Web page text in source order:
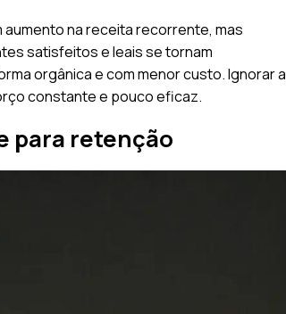
aumento na receita recorrente, mas
satisfeitos e leais se tornam
orgânica e com menor custo. Ignorar a
constante e pouco eficaz.
para retenção